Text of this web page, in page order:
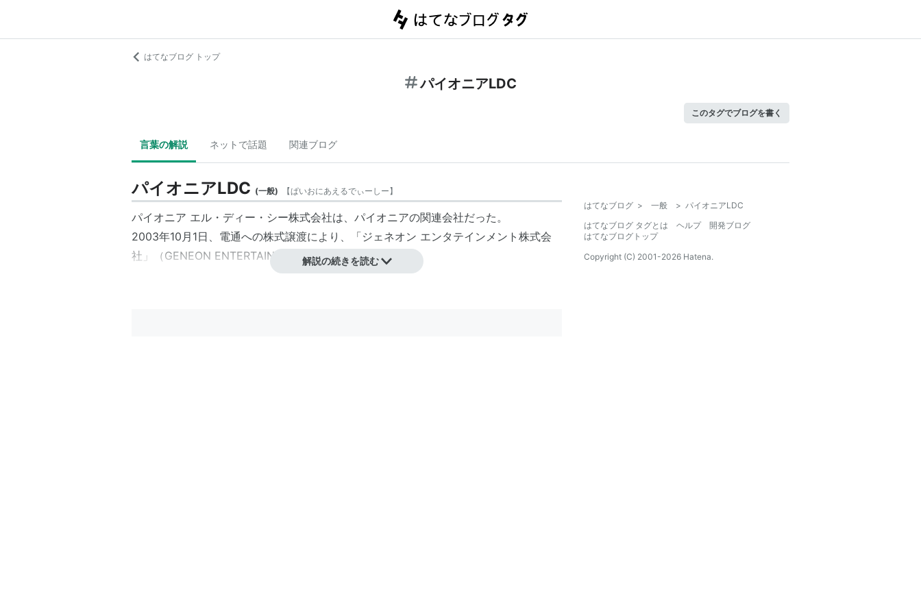
はてなブログ トップ
パイオニアLDC
このタグでブログを書く
言葉の解説 ネットで話題 関連ブログ
パイオニアLDC (一般) 【ぱいおにあえるでぃーしー】
パイオニア エル・ディー・シー株式会社は、 パイオニアの関連会社だった。
2003年10月1日、 電通への株式譲渡により、「ジェネオン エンタテインメント 株式会
社 」（GENEON ENTERTAINMENT）に社名変更した。
解説の続きを読む
はてなブログ > 一般 > パイオニアLDC
はてなブログ タグとは
ヘルプ
開発ブログ
はてなブログトップ
Copyright (C) 2001-2026 Hatena.